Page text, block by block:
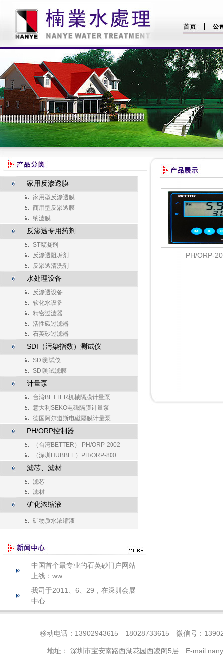
家用反渗透膜
家用型反渗透膜
商用型反渗透膜
纳滤膜
反渗透专用药剂
ST絮凝剂
反渗透阻垢剂
反渗透清洗剂
水处理设备
反渗透设备
软化水设备
精密过滤器
活性碳过滤器
石英砂过滤器
SDI（污染指数）测试仪
SDI测试仪
SDI测试滤膜
计量泵
台湾BETTER机械隔膜计量泵
意大利SEKO电磁隔膜计量泵
德国阿尔道斯电磁隔膜计量泵
PH/ORP控制器
（台湾BETTER） PH/ORP-2002
（深圳HUBBLE）PH/ORP-800
滤芯、滤材
滤芯
滤材
矿化浓缩液
矿物质水浓缩液
中国首个最专业的石英砂门户网站
上线：ww..
我司于2011、6、29，在深圳会展
中心..
PH/ORP-
移动电话：13902943615 18028733615 微信号：
地址： 深圳市宝安南路西湖花园西凌阁5层 E-